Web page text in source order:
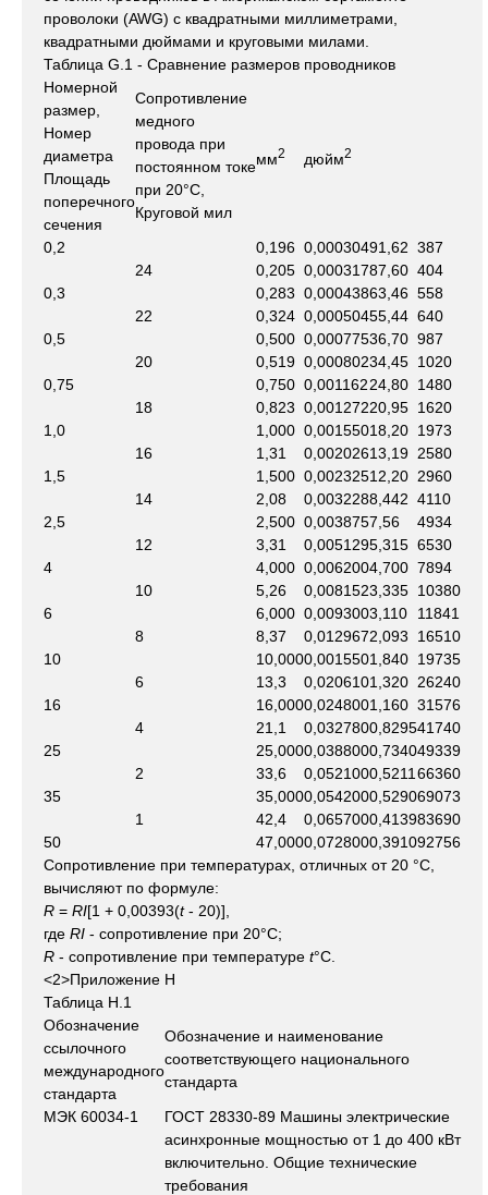
проволоки (AWG) с квадратными миллиметрами,
квадратными дюймами и круговыми милами.
Таблица G.1 - Сравнение размеров проводников
Номерной
размер,
Номер
диаметра
Площадь
поперечного
сечения
Сопротивление
медного
провода при
постоянном токе
при 20°С,
Круговой мил
мм2 дюйм2
0,2 0,196 0,00030491,62 387
24
0,205 0,00031787,60 404
0,3
0,283 0,00043863,46 558
22
0,324 0,00050455,44 640
0,5
0,500 0,00077536,70 987
20
0,519 0,00080234,45 1020
0,75
0,750 0,00116224,80 1480
18
0,823 0,00127220,95 1620
1,0
1,000 0,00155018,20 1973
16
1,31 0,00202613,19 2580
1,5
1,500 0,00232512,20 2960
14
2,08 0,0032288,442 4110
2,5
2,500 0,0038757,56
4934
12
3,31 0,0051295,315 6530
4
4,000 0,0062004,700 7894
10
5,26 0,0081523,335 10380
6
6,000 0,0093003,110
11841
8
8,37 0,0129672,093
16510
10
10,0000,0015501,840 19735
6
13,3 0,0206101,320 26240
16
16,0000,0248001,160 31576
4
21,1 0,0327800,829541740
25
25,0000,0388000,734049339
2
33,6 0,0521000,5211 66360
35
35,0000,0542000,529069073
1
42,4 0,0657000,413983690
50
47,0000,0728000,391092756
Сопротивление при температурах, отличных от 20 °С,
вычисляют по формуле:
R = RI[1 + 0,00393(t- 20)],
где RI - сопротивление при 20°С;
R - сопротивление при температуре t°C.
<2>Приложение Н
Таблица Н.1
Обозначение
ссылочного
международного
стандарта
Обозначение и наименование
соответствующего национального
стандарта
МЭК 60034-1
ГОСТ 28330-89 Машины электрические
асинхронные мощностью от 1 до 400 кВт
включительно. Общие технические
требования